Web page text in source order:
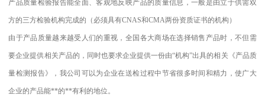
产品质量检验报告能全面、客观地反映产品的质量信息，一般是由立于供需双
方的三方检验机构完成的（必须具有CNAS和CMA两份资质证书的机构）
由于产品质量越来越受人们的重视，全国各大商场在选择销售产品时，不但需
要企业提供相关产品的，同时也要求企业提供一份由“机构”出具的相关《产品质
量检测报告》，我公司可以为企业在送检过程中节省很多时间和精力，使广大
企业的产品能**的**有利的地位。